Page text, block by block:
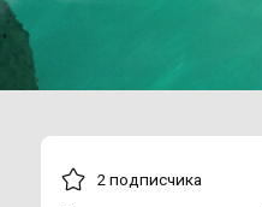
2 подписчика